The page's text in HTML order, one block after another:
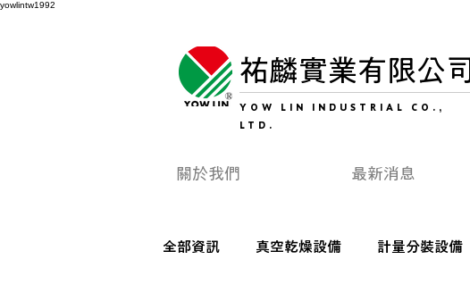
yowlintw1992
祐麟實業有限公司
YOW LIN INDUSTRIAL CO.,
LTD.
關於我們 最新消息
全部資訊 真空乾燥設備 計量分裝設備